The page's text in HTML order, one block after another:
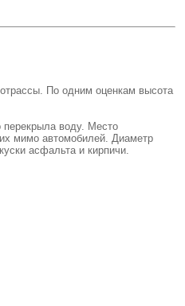
По одним оценкам высота
перекрыла воду. Место
мимо автомобилей. Диаметр
асфальта и кирпичи.